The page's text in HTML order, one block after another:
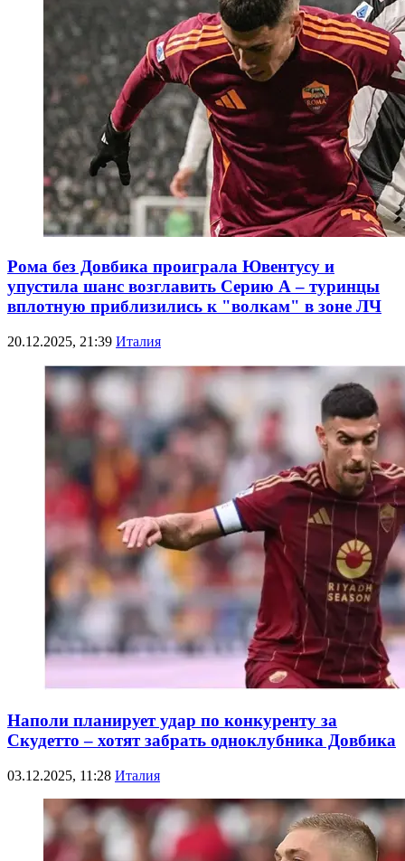
Рома без Довбика проиграла Ювентусу и
упустила шанс возглавить Серию А – туринцы
вплотную приблизились к "волкам" в зоне ЛЧ
20.12.2025, 21:39 Италия
Наполи планирует удар по конкуренту за
Скудетто – хотят забрать одноклубника Довбика
03.12.2025, 11:28 Италия